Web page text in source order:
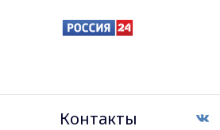
Контакты